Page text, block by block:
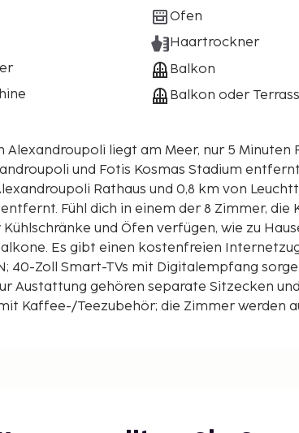
Ofen
Haartrockner
Balkon
Balkon oder
Alexandroupoli liegt am Meer, nur 5 Minuten
und Fotis Kosmas Stadium entfernt. Dieses
Rathaus und 0,8 km von
Fühl dich in einem der 8 Zimmer, die
und Öfen verfügen, wie zu
Es gibt einen kostenfreien
40-Zoll Smart-TVs mit Digitalempfang
Austattung gehören separate Sitzecken
Kaffee-/Teezubehör; die Zimmer werden